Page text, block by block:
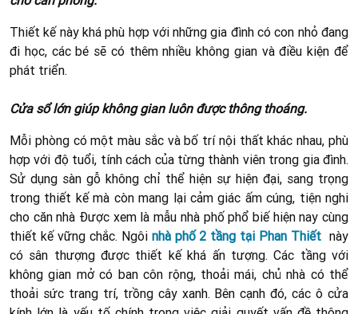
Thiết kế này khá phù hợp với những gia đình có con nhỏ đang
đi học, các bé sẽ có thêm nhiều không gian và điều kiện để
phát triển.
Cửa sổ lớn giúp không gian luôn được thông thoáng.
Mỗi phòng có một màu sắc và bố trí nội thất khác nhau, phù
hợp với độ tuổi, tính cách của từng thành viên trong gia đình.
Sử dụng sàn gỗ không chỉ thể hiện sự hiện đại, sang trọng
trong thiết kế mà còn mang lại cảm giác ấm cúng, tiện nghi
cho căn nhà Được xem là mẫu nhà phố phổ biế hiện nay cùng
thiết kế vững chắc. Ngôi nhà phố 2 tầng tại Phan Thiết này
có sân thượng được thiết kế khá ấn tượng. Các tầng với
không gian mở có ban côn rộng, thoải mái, chủ nhà có thể
thoải sức trang trí, trồng cây xanh. Bên cạnh đó, các ô cửa